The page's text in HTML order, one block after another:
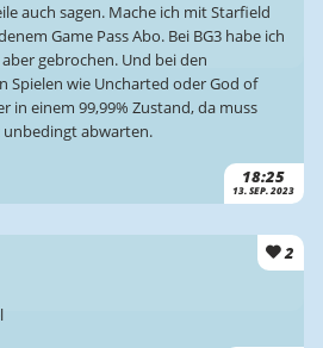
18:25
13. SEP. 2023
auch sagen. Mache ich mit Starfield
Game Pass Abo. Bei BG3 habe ich
gebrochen. Und bei den
Spielen wie Uncharted oder God of
in einem 99,99% Zustand, da muss
unbedingt abwarten.
2